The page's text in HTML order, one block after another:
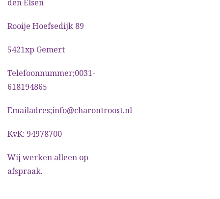
den Elsen
Rooije Hoefsedijk 89
5421xp Gemert
Telefoonnummer;0031-
618194865
Emailadres;info@charontroost.nl
KvK: 94978700
Wij werken alleen op
afspraak.